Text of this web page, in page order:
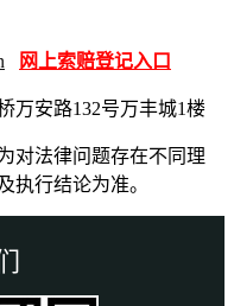
网上索赔登记入口
万安路132号万丰城1楼
对法律问题存在不同理
执行结论为准。